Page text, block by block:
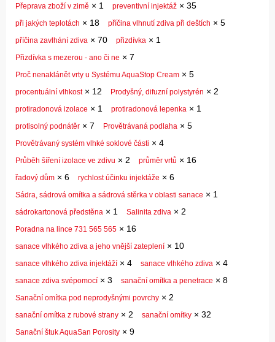
Přeprava zboží v zimě × 1 preventivní injektáž × 35
při jakých teplotách × 18 příčina vlhnutí zdiva při deštích × 5
příčina zavlhání zdiva × 70 přizdívka × 1
Přizdívka s mezerou - ano či ne × 7
Proč nenaklánět vrty u Systému AquaStop Cream × 5
procentuální vlhkost× 12 Prodyšný, difuzní polystyrén × 2
protiradonová izolace × 1 protiradonová lepenka × 1
protisolný podnátěr × 7 Provětrávaná podlaha × 5
Provětrávaný systém vlhké soklové části × 4
Průběh šíření izolace ve zdivu × 2 průměr vrtů × 16
řadový dům × 6 rychlost účinku injektáže × 6
Sádra, sádrová omítka a sádrová stěrka v oblasti sanace × 1
sádrokartonová předstěna × 1 Salinita zdiva × 2
Poradna na lince 731 565 565 × 16
sanace vlhkého zdiva a jeho vnější zateplení × 10
sanace vlhkého zdiva injektáží × 4 sanace vlhkého zdiva × 4
sanace zdiva svépomocí × 3 sanační omítka a penetrace × 8
Sanační omítka pod neprodyšnými povrchy × 2
sanační omítka z rubové strany × 2 sanační omítky × 32
Sanační štuk AquaSan Porosity × 9